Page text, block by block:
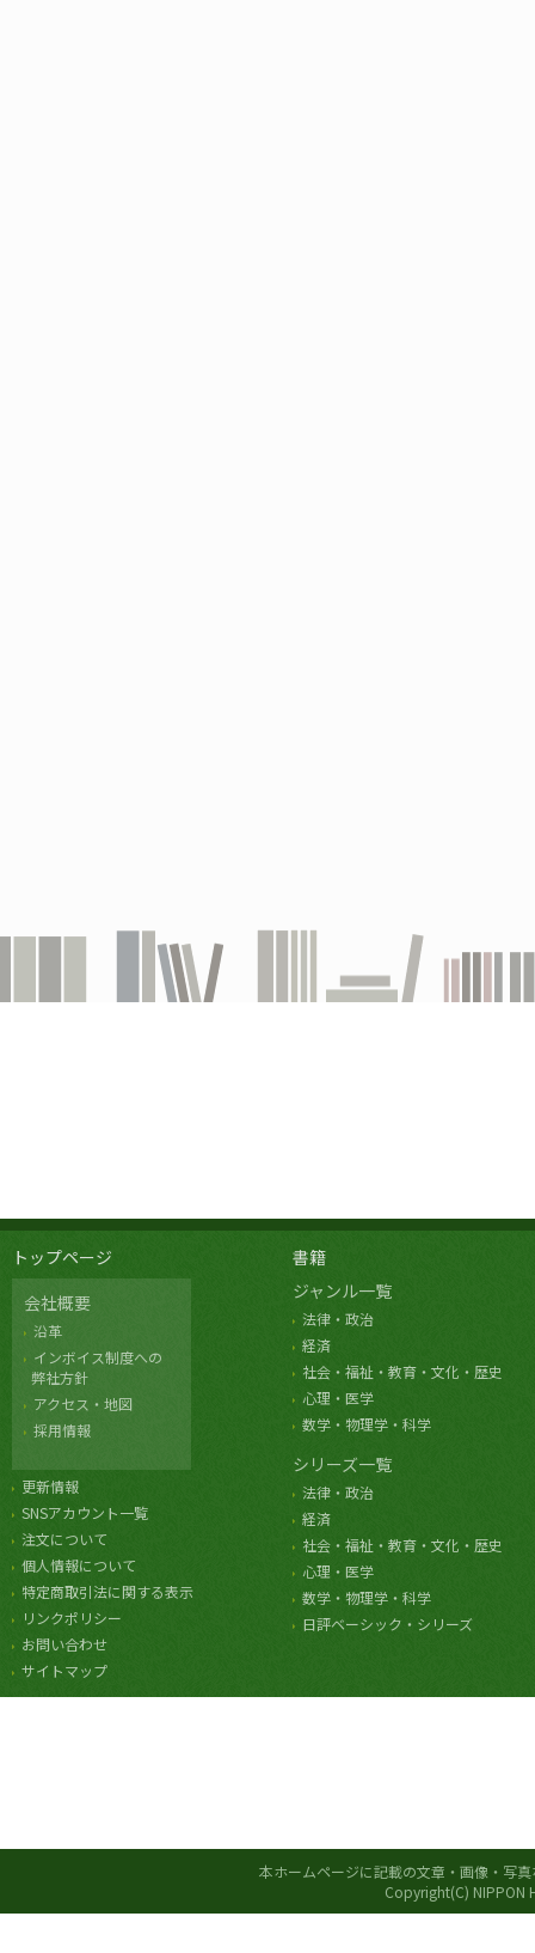
トップページ
会社概要
沿革
インボイス制度への
弊社方針
アクセス・地図
採用情報
更新情報
SNSアカウント一覧
注文について
個人情報について
特定商取引法に関する表示
リンクポリシー
お問い合わせ
サイトマップ
書籍
ジャンル一覧
法律・政治
経済
社会・福祉・教育・文化・歴史
心理・医学
数学・物理学・科学
シリーズ一覧
法律・政治
経済
社会・福祉・教育・文化・歴史
心理・医学
数学・物理学・科学
日評ベーシック・シリーズ
本ホームページに記載の文章・画像・写
Copyright(C) NIPPON